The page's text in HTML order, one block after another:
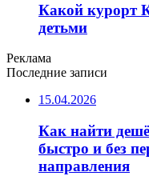
Какой курорт
детьми
Реклама
Последние записи
15.04.2026
Как найти
быстро и без
направления